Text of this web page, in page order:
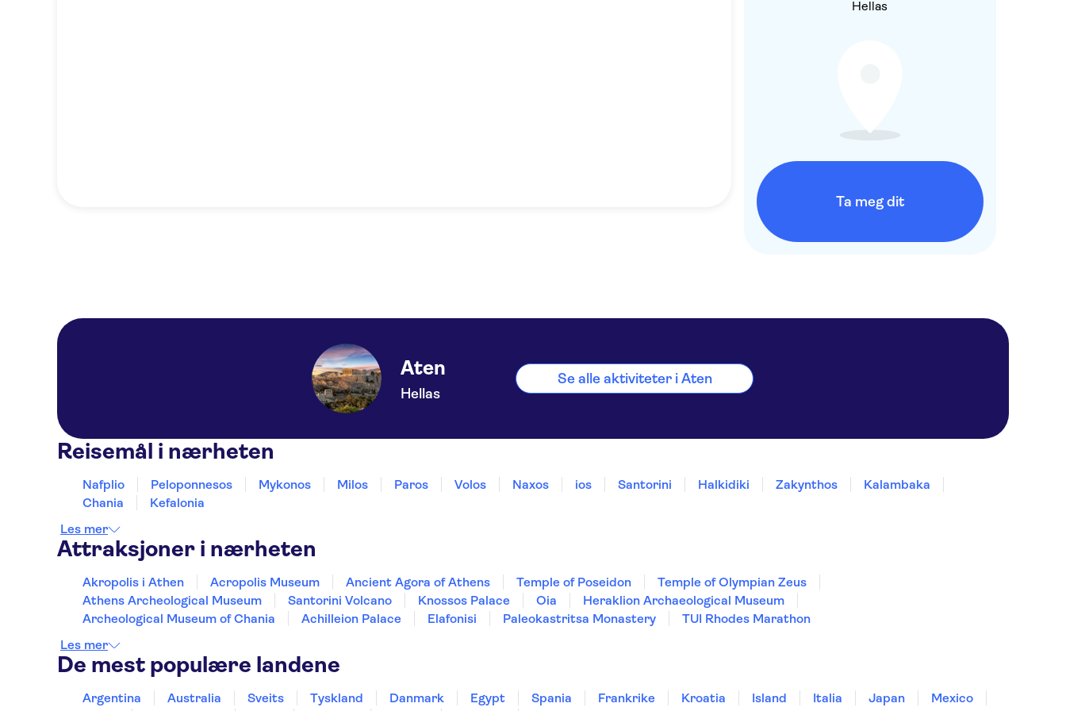
Hellas
Ta meg dit
Aten
Hellas
Se alle aktiviteter i Aten
Reisemål i nærheten
Nafplio Peloponnesos Mykonos Milos Paros Volos Naxos ios Santorini Halkidiki Zakynthos
Kalambaka
Chania
Kefalonia
Les mer
Attraksjoner i nærheten
Akropolis i Athen Acropolis Museum Ancient Agora of Athens Temple of Poseidon
Temple of Olympian Zeus
Athens Archeological Museum
Santorini Volcano Knossos Palace Oia
Heraklion Archaeological Museum
Archeological Museum of Chania
Achilleion Palace Elafonisi Paleokastritsa Monastery
TUI Rhodes Marathon
Les mer
De mest populære landene
Argentina Australia Sveits Tyskland Danmark Egypt Spania Frankrike Kroatia Island Italia Japan
Mexico